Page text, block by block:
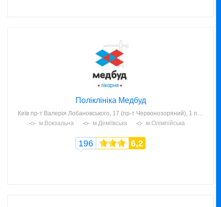
Поліклініка Медбуд
Київ пр-т Валерія Лобановського, 17 (пр-т Червонозоряний), 1 поверх
м.Вокзальна
м.Деміївська м.Олімпійська
196 6,2